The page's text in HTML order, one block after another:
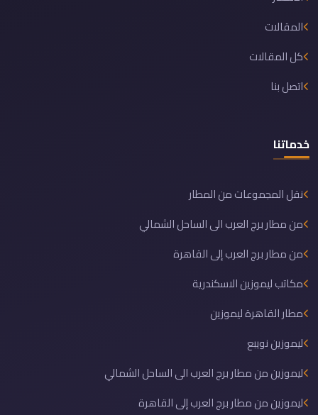
المقالات
كل المقالات
اتصل بنا
خدماتنا
نقل المجموعات من المطار
من مطار برج العرب الى الساحل الشمالي
من مطار برج العرب إلى القاهرة
مكاتب ليموزين الاسكندرية
مطار القاهرة ليموزين
ليموزين نويبع
ليموزين من مطار برج العرب الى الساحل الشمالي
ليموزين من مطار برج العرب إلى القاهرة